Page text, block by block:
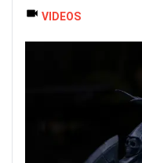
VIDEOS